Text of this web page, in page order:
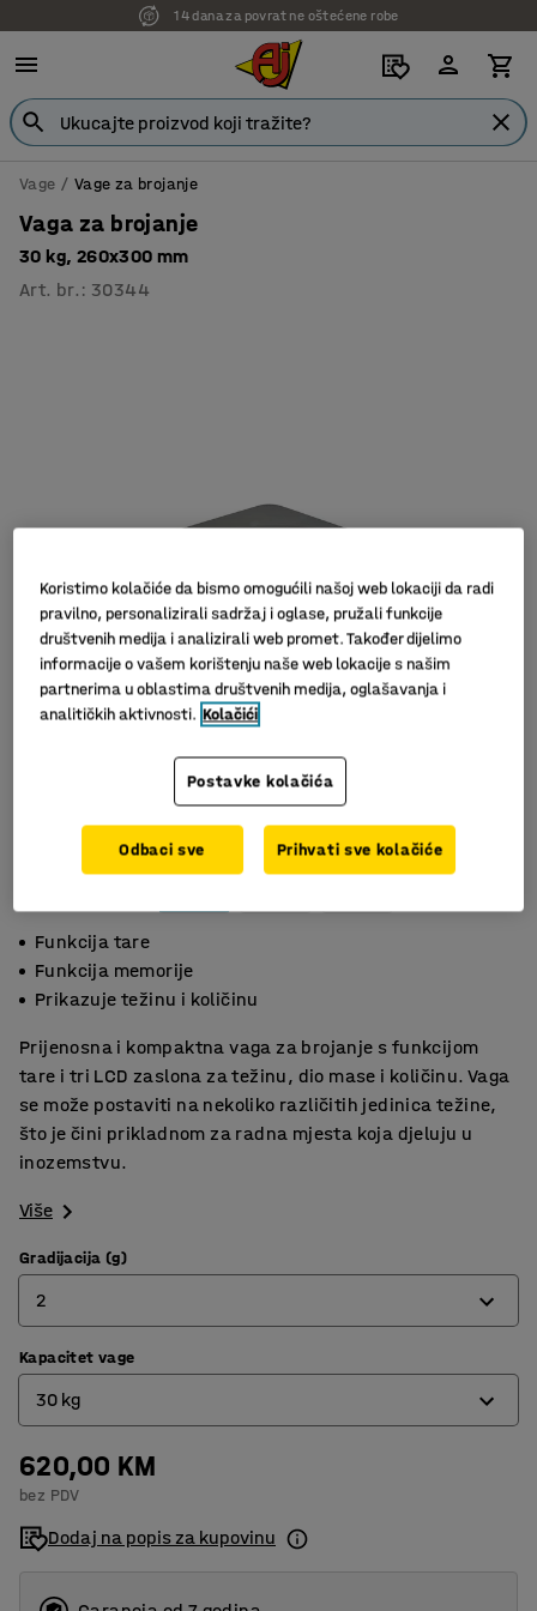
14 dana za povrat ne oštećene robe
Vage Vage za brojanje
Vaga za brojanje
30 kg, 260x300 mm
Art. br. : 30344
Funkcija tare
Funkcija memorije
Prikazuje težinu i količinu
Prijenosna i kompaktna vaga za brojanje s funkcijom
tare i tri LCD zaslona za težinu, dio mase i količinu. Vaga
se može postaviti na nekoliko različitih jedinica težine,
što je čini prikladnom za radna mjesta koja djeluju u
inozemstvu.
Više
Gradijacija (g)
2
0,5
1
2
Kapacitet vage
30 kg
15 kg
30 kg
6 kg
620,00 KM
bez PDV
Dodaj na popis za kupovinu
Koristimo kolačiće da bismo omogućili našoj web lokaciji da radi
pravilno, personalizirali sadržaj i oglase, pružali funkcije
društvenih medija i analizirali web promet. Također dijelimo
informacije o vašem korištenju naše web lokacije s našim
partnerima u oblastima društvenih medija, oglašavanja i
analitičkih aktivnosti. Kolačići
Postavke kolačića
Odbaci sve Prihvati sve kolačiće